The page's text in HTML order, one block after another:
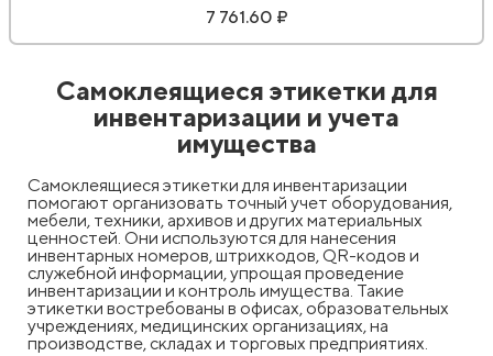
7 761.60 ₽
Самоклеящиеся этикетки для
инвентаризации и учета
имущества
Самоклеящиеся этикетки для инвентаризации
помогают организовать точный учет оборудования,
мебели, техники, архивов и других материальных
ценностей. Они используются для нанесения
инвентарных номеров, штрихкодов, QR-кодов и
служебной информации, упрощая проведение
инвентаризации и контроль имущества. Такие
этикетки востребованы в офисах, образовательных
учреждениях, медицинских организациях, на
производстве, складах и торговых предприятиях.